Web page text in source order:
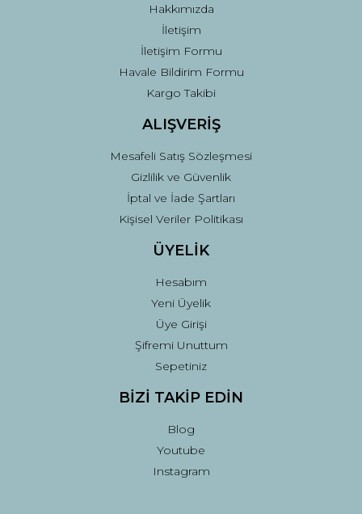
Hakkımızda
İletişim
İletişim Formu
Havale Bildirim Formu
Kargo Takibi
ALIŞVERİŞ
Mesafeli Satış Sözleşmesi
Gizlilik ve Güvenlik
İptal ve İade Şartları
Kişisel Veriler Politikası
ÜYELİK
Hesabım
Yeni Üyelik
Üye Girişi
Şifremi Unuttum
Sepetiniz
BİZİ TAKİP EDİN
Blog
Youtube
Instagram